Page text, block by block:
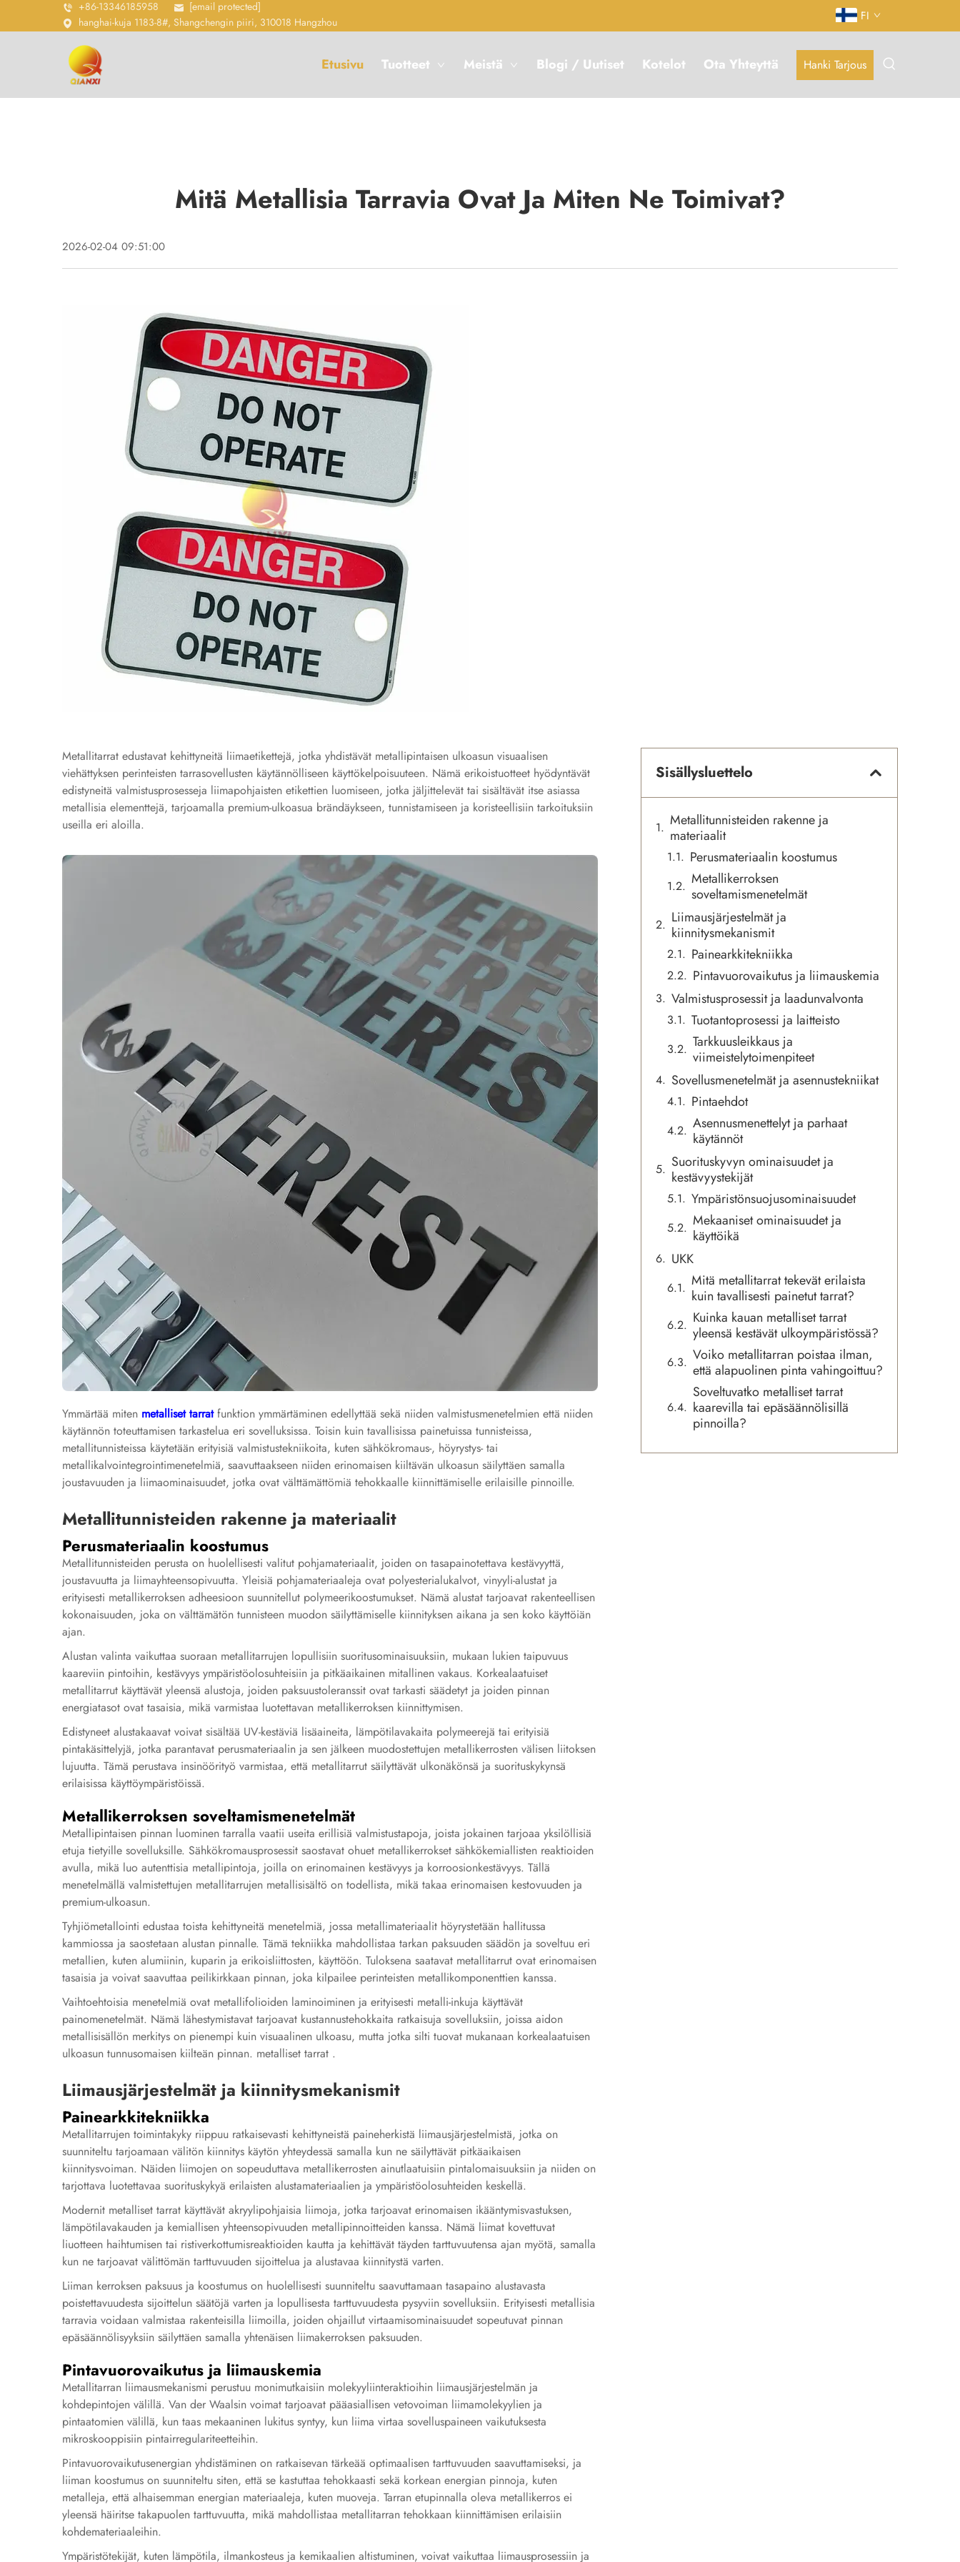
+86-13346185958
[email protected]
hanghai-kuja 1183-8#, Shangchengin piiri, 310018 Hangzhou
FI
Etusivu Tuotteet Meistä Blogi / Uutiset Kotelot Ota Yhteyttä Hanki Tarjous
Mitä Metallisia Tarravia Ovat Ja Miten Ne Toimivat?
2026-02-04 09:51:00
Metallitarrat edustavat kehittyneitä liimaetikettejä, jotka yhdistävät metallipintaisen ulkoasun visuaalisen
viehättyksen perinteisten tarrasovellusten käytännölliseen käyttökelpoisuuteen. Nämä erikoistuotteet hyödyntävät
edistyneitä valmistusprosesseja liimapohjaisten etikettien luomiseen, jotka jäljittelevät tai sisältävät itse asiassa
metallisia elementtejä, tarjoamalla premium-ulkoasua brändäykseen, tunnistamiseen ja koristeellisiin tarkoituksiin
useilla eri aloilla.
Ymmärtää miten metalliset tarratfunktion ymmärtäminen edellyttää sekä niiden valmistusmenetelmien että niiden
käytännön toteuttamisen tarkastelua eri sovelluksissa. Toisin kuin tavallisissa painetuissa tunnisteissa,
metallitunnisteissa käytetään erityisiä valmistustekniikoita, kuten sähkökromaus-, höyrystys- tai
metallikalvointegrointimenetelmiä, saavuttaakseen niiden erinomaisen kiiltävän ulkoasun säilyttäen samalla
joustavuuden ja liimaominaisuudet, jotka ovat välttämättömiä tehokkaalle kiinnittämiselle erilaisille pinnoille.
Metallitunnisteiden rakenne ja materiaalit
Perusmateriaalin koostumus
Metallitunnisteiden perusta on huolellisesti valitut pohjamateriaalit, joiden on tasapainotettava kestävyyttä,
joustavuutta ja liimayhteensopivuutta. Yleisiä pohjamateriaaleja ovat polyesterialukalvot, vinyyli-alustat ja
erityisesti metallikerroksen adheesioon suunnitellut polymeerikoostumukset. Nämä alustat tarjoavat rakenteellisen
kokonaisuuden, joka on välttämätön tunnisteen muodon säilyttämiselle kiinnityksen aikana ja sen koko käyttöiän
ajan.
Alustan valinta vaikuttaa suoraan metallitarrujen lopullisiin suoritusominaisuuksiin, mukaan lukien taipuvuus
kaareviin pintoihin, kestävyys ympäristöolosuhteisiin ja pitkäaikainen mitallinen vakaus. Korkealaatuiset
metallitarrut käyttävät yleensä alustoja, joiden paksuustoleranssit ovat tarkasti säädetyt ja joiden pinnan
energiatasot ovat tasaisia, mikä varmistaa luotettavan metallikerroksen kiinnittymisen.
Edistyneet alustakaavat voivat sisältää UV-kestäviä lisäaineita, lämpötilavakaita polymeerejä tai erityisiä
pintakäsittelyjä, jotka parantavat perusmateriaalin ja sen jälkeen muodostettujen metallikerrosten välisen liitoksen
lujuutta. Tämä perustava insinöörityö varmistaa, että metallitarrut säilyttävät ulkonäkönsä ja suorituskykynsä
erilaisissa käyttöympäristöissä.
Metallikerroksen soveltamismenetelmät
Metallipintaisen pinnan luominen tarralla vaatii useita erillisiä valmistustapoja, joista jokainen tarjoaa yksilöllisiä
etuja tietyille sovelluksille. Sähkökromausprosessit saostavat ohuet metallikerrokset sähkökemiallisten reaktioiden
avulla, mikä luo autenttisia metallipintoja, joilla on erinomainen kestävyys ja korroosionkestävyys. Tällä
menetelmällä valmistettujen metallitarrujen metallisisältö on todellista, mikä takaa erinomaisen kestovuuden ja
premium-ulkoasun.
Tyhjiömetallointi edustaa toista kehittyneitä menetelmiä, jossa metallimateriaalit höyrystetään hallitussa
kammiossa ja saostetaan alustan pinnalle. Tämä tekniikka mahdollistaa tarkan paksuuden säädön ja soveltuu eri
metallien, kuten alumiinin, kuparin ja erikoisliittosten, käyttöön. Tuloksena saatavat metallitarrut ovat erinomaisen
tasaisia ja voivat saavuttaa peilikirkkaan pinnan, joka kilpailee perinteisten metallikomponenttien kanssa.
Vaihtoehtoisia menetelmiä ovat metallifolioiden laminoiminen ja erityisesti metalli-inkuja käyttävät
painomenetelmät. Nämä lähestymistavat tarjoavat kustannustehokkaita ratkaisuja sovelluksiin, joissa aidon
metallisisällön merkitys on pienempi kuin visuaalinen ulkoasu, mutta jotka silti tuovat mukanaan korkealaatuisen
ulkoasun tunnusomaisen kiilteän pinnan. metalliset tarrat .
Liimausjärjestelmät ja kiinnitysmekanismit
Painearkkitekniikka
Metallitarrujen toimintakyky riippuu ratkaisevasti kehittyneistä paineherkistä liimausjärjestelmistä, jotka on
suunniteltu tarjoamaan välitön kiinnitys käytön yhteydessä samalla kun ne säilyttävät pitkäaikaisen
kiinnitysvoiman. Näiden liimojen on sopeuduttava metallikerrosten ainutlaatuisiin pintalomaisuuksiin ja niiden on
tarjottava luotettavaa suorituskykyä erilaisten alustamateriaalien ja ympäristöolosuhteiden keskellä.
Modernit metalliset tarrat käyttävät akryylipohjaisia liimoja, jotka tarjoavat erinomaisen ikääntymisvastuksen,
lämpötilavakauden ja kemiallisen yhteensopivuuden metallipinnoitteiden kanssa. Nämä liimat kovettuvat
liuotteen haihtumisen tai ristiverkottumisreaktioiden kautta ja kehittävät täyden tarttuvuutensa ajan myötä, samalla
kun ne tarjoavat välittömän tarttuvuuden sijoittelua ja alustavaa kiinnitystä varten.
Liiman kerroksen paksuus ja koostumus on huolellisesti suunniteltu saavuttamaan tasapaino alustavasta
poistettavuudesta sijoittelun säätöjä varten ja lopullisesta tarttuvuudesta pysyviin sovelluksiin. Erityisesti metallisia
tarravia voidaan valmistaa rakenteisilla liimoilla, joiden ohjaillut virtaamisominaisuudet sopeutuvat pinnan
epäsäännölisyyksiin säilyttäen samalla yhtenäisen liimakerroksen paksuuden.
Pintavuorovaikutus ja liimauskemia
Metallitarran liimausmekanismi perustuu monimutkaisiin molekyyliinteraktioihin liimausjärjestelmän ja
kohdepintojen välillä. Van der Waalsin voimat tarjoavat pääasiallisen vetovoiman liimamolekyylien ja
pintaatomien välillä, kun taas mekaaninen lukitus syntyy, kun liima virtaa sovelluspaineen vaikutuksesta
mikroskooppisiin pintairregulariteetteihin.
Pintavuorovaikutusenergian yhdistäminen on ratkaisevan tärkeää optimaalisen tarttuvuuden saavuttamiseksi, ja
liiman koostumus on suunniteltu siten, että se kastuttaa tehokkaasti sekä korkean energian pinnoja, kuten
metalleja, että alhaisemman energian materiaaleja, kuten muoveja. Tarran etupinnalla oleva metallikerros ei
yleensä häiritse takapuolen tarttuvuutta, mikä mahdollistaa metallitarran tehokkaan kiinnittämisen erilaisiin
kohdemateriaaleihin.
Ympäristötekijät, kuten lämpötila, ilmankosteus ja kemikaalien altistuminen, voivat vaikuttaa liimausprosessiin ja
Sisällysluettelo
Metallitunnisteiden rakenne ja
materiaalit
Perusmateriaalin koostumus
Metallikerroksen
soveltamismenetelmät
Liimausjärjestelmät ja
kiinnitysmekanismit
Painearkkitekniikka
Pintavuorovaikutus ja liimauskemia
Valmistusprosessit ja laadunvalvonta
Tuotantoprosessi ja laitteisto
Tarkkuusleikkaus ja
viimeistelytoimenpiteet
Sovellusmenetelmät ja asennustekniikat
Pintaehdot
Asennusmenettelyt ja parhaat
käytännöt
Suorituskyvyn ominaisuudet ja
kestävyystekijät
Ympäristönsuojusominaisuudet
Mekaaniset ominaisuudet ja
käyttöikä
UKK
Mitä metallitarrat tekevät erilaista
kuin tavallisesti painetut tarrat?
Kuinka kauan metalliset tarrat
yleensä kestävät ulkoympäristössä?
Voiko metallitarran poistaa ilman,
että alapuolinen pinta vahingoittuu?
Soveltuvatko metalliset tarrat
kaarevilla tai epäsäännölisillä
pinnoilla?